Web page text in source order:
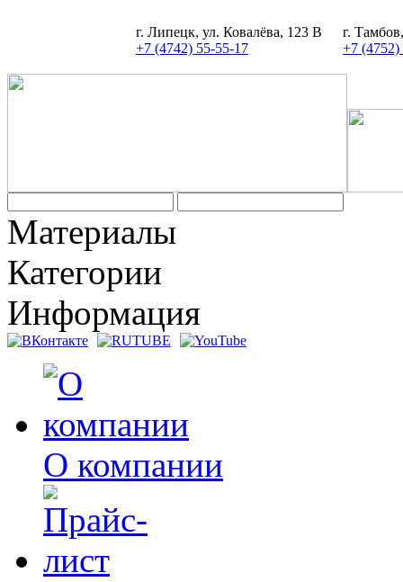
г. Липецк, ул. Ковалёва, 123 В
+7 (4742) 55-55-17
г.
+7 (4752)
Материалы
Категории
Информация
О компании